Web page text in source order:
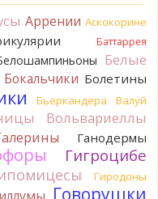
и гриб при варке
спасибо.
безоговорочно
вырвите его целиком и
вертикально.
Аррении Аскокорине
Баттаррея
Белые
Бокальчики Болетины
Бьеркандера Валуй
Вольвариеллы
Ганодермы
Гигроцибе
Гиродоны
Говорушки